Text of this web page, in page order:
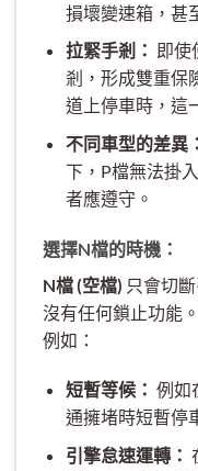
損壞變速箱，甚
拉緊手剎：
即
剎，形成雙重保
道上停車時，這
不同車型的差異：
下，P檔無法掛
者應遵守。
選擇N檔的時機：
N檔 (空檔) 只會切
沒有任何鎖止功能
例如：
短暫等候： 例如
通擁堵時短暫停
引擎怠速運轉：